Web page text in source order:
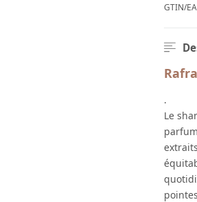
GTIN/
.
Le